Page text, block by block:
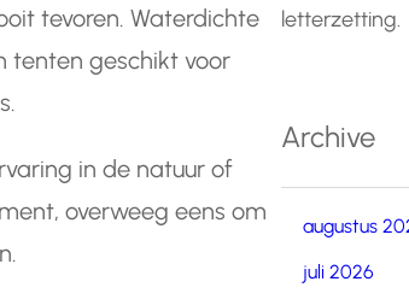
tevoren. Waterdichte
tenten geschikt voor
in de natuur of
overweeg eens om
letterzetting.
Archive
augustus
juli 2026